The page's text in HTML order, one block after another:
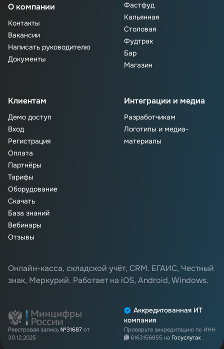
О компании
Контакты
Вакансии
Написать руководителю
Документы
Фастфуд
Кальянная
Столовая
Фудтрак
Бар
Магазин
Клиентам
Демо доступ
Вход
Регистрация
Оплата
Партнёры
Тарифы
Оборудование
Скачать
База знаний
Вебинары
Отзывы
Интеграции и медиа
Разработчикам
Логотипы и медиа-
материалы
Онлайн-касса, складской учёт, CRM. ЕГАИС, Честный
знак, Меркурий. Работает на iOS, Android, Windows.
Реестровая запись №31687 от
30.12.2025
Аккредитованная ИТ
компания
Проверьте аккредитацию по ИНН
6163156855 на Госуслугах .